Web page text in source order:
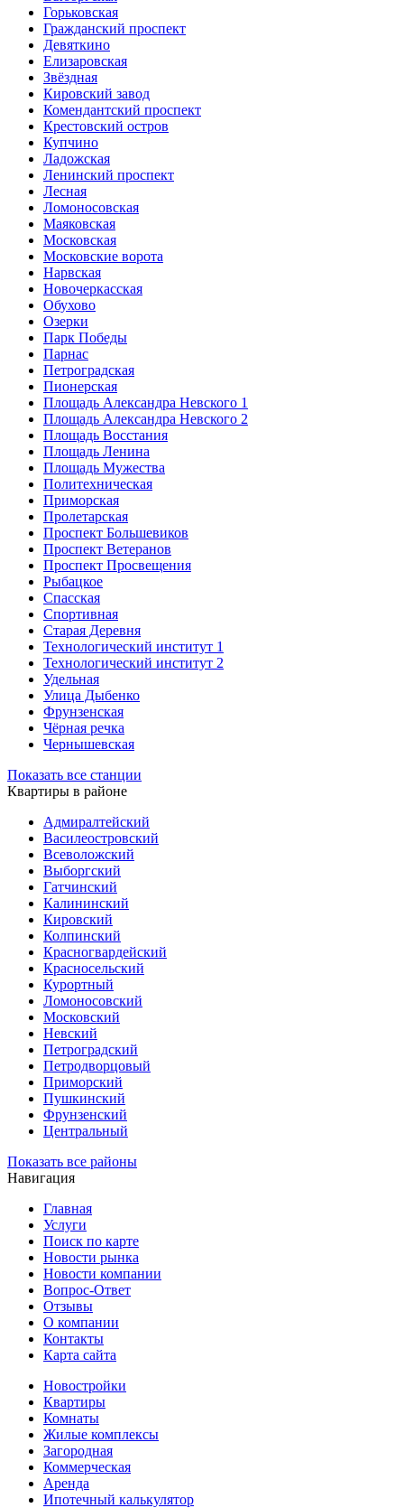
Горьковская
Гражданский проспект
Девяткино
Елизаровская
Звёздная
Кировский завод
Комендантский проспект
Крестовский остров
Купчино
Ладожская
Ленинский проспект
Лесная
Ломоносовская
Маяковская
Московская
Московские ворота
Нарвская
Новочеркасская
Обухово
Озерки
Парк Победы
Парнас
Петроградская
Пионерская
Площадь Александра Невского 1
Площадь Александра Невского 2
Площадь Восстания
Площадь Ленина
Площадь Мужества
Политехническая
Приморская
Пролетарская
Проспект Большевиков
Проспект Ветеранов
Проспект Просвещения
Рыбацкое
Спасская
Спортивная
Старая Деревня
Технологический институт 1
Технологический институт 2
Удельная
Улица Дыбенко
Фрунзенская
Чёрная речка
Чернышевская
Показать все станции
Квартиры в районе
Адмиралтейский
Василеостровский
Всеволожский
Выборгский
Гатчинский
Калининский
Кировский
Колпинский
Красногвардейский
Красносельский
Курортный
Ломоносовский
Московский
Невский
Петроградский
Петродворцовый
Приморский
Пушкинский
Фрунзенский
Центральный
Показать все районы
Навигация
Главная
Услуги
Поиск по карте
Новости рынка
Новости компании
Вопрос-Ответ
Отзывы
О компании
Контакты
Карта сайта
Новостройки
Квартиры
Комнаты
Жилые комплексы
Загородная
Коммерческая
Аренда
Ипотечный калькулятор